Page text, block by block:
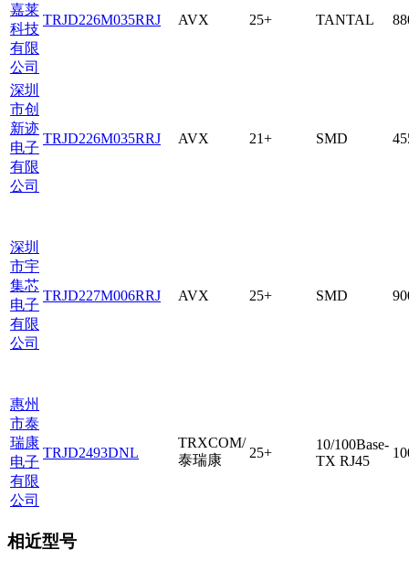
嘉莱
科技
有限
公司
TRJD226M035RRJ AVX 25+ TANTAL
深圳
市创
新迹
电子
有限
公司
TRJD226M035RRJ AVX 21+ SMD
深圳
市宇
集芯
电子
有限
公司
TRJD227M006RRJ AVX 25+ SMD
惠州
市泰
瑞康
电子
有限
公司
TRJD2493DNL
TRXCOM/
泰瑞康
25+
10/100Base-
TX RJ45
相近型号